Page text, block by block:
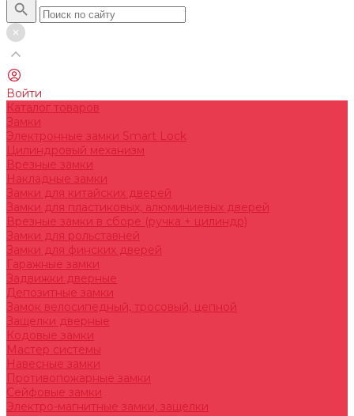
Войти
Каталог товаров
Замки
Электронные замки Smart Lock
Цилиндровый механизм
Врезные замки
Накладные замки
Замки для китайских дверей
Замки для пластиковых, алюминиевых дверей
Врезные замки в сборе (ручка + цилиндр)
Замки для рольставней
Замки для финских дверей
Гаражные замки
Задвижки дверные
Депозитные замки
Замок велосипедный, тросовый, цепной
Защелки дверные
Кодовые замки
Мастер системы
Навесные замки
Противопожарные замки
Сейфовые замки
Электро-магнитные замки, защелки